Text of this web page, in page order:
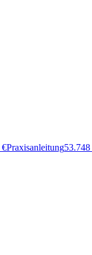
€Praxisanleitung53.748